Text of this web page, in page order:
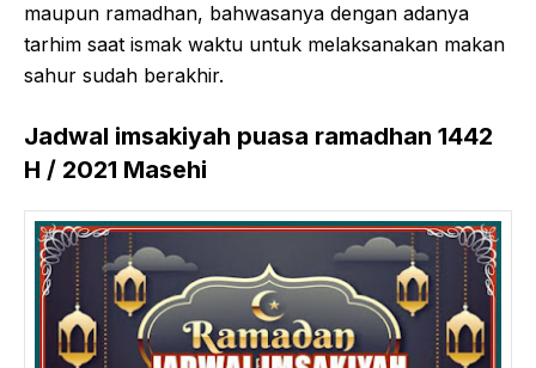
maupun ramadhan, bahwasanya dengan adanya
tarhim saat ismak waktu untuk melaksanakan makan
sahur sudah berakhir.
Jadwal imsakiyah puasa ramadhan 1442
H / 2021 Masehi